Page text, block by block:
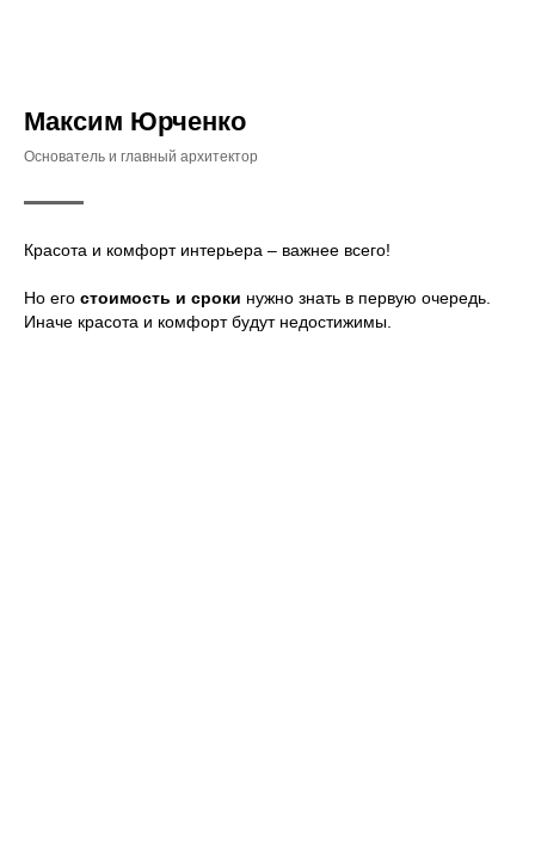
Максим Юрченко
Основатель и главный архитектор
Красота и комфорт интерьера – важнее всего!
Но его стоимость и сроки нужно знать в первую очередь.
Иначе красота и комфорт будут недостижимы.